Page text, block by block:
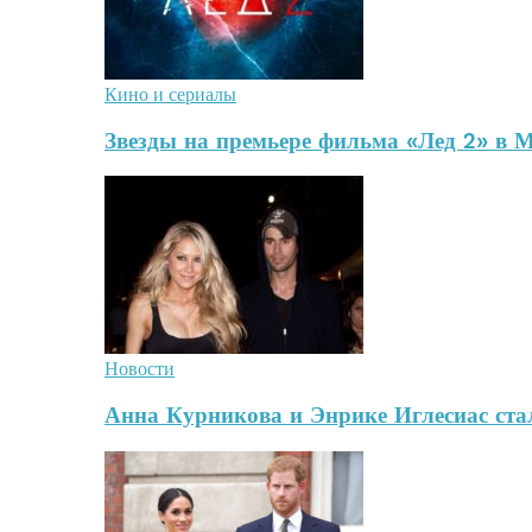
Кино и сериалы
Звезды на премьере фильма «Лед 2» в
Новости
Анна Курникова и Энрике Иглесиас